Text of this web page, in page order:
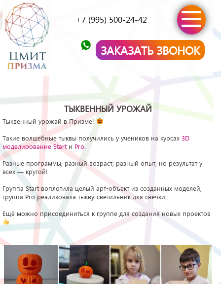
+7 (995) 500-24-42
ЗАКАЗАТЬ ЗВОНОК
ТЫКВЕННЫЙ УРОЖАЙ
Тыквенный урожай в Призме!
Такие волшебные тыквы получились у учеников на курсах 3D
моделирование Start и Pro.
Разные программы, разный возраст, разный опыт, но результат у
всех — крутой!
Группа Start воплотила целый арт-объект из созданных моделей,
группа Pro реализовала тыкву-светильник для свечки.
Ещё можно присоединиться к группе для создания новых проектов